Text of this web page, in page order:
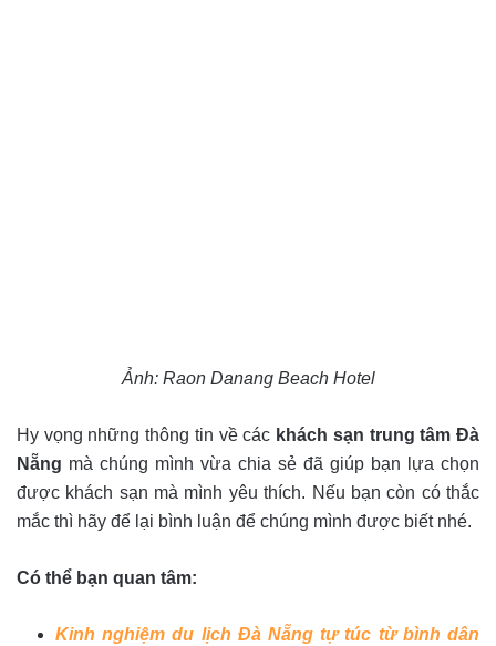
Ảnh: Raon Danang Beach Hotel
Hy vọng những thông tin về các khách sạn trung tâm Đà
Nẵng mà chúng mình vừa chia sẻ đã giúp bạn lựa chọn
được khách sạn mà mình yêu thích. Nếu bạn còn có thắc
mắc thì hãy để lại bình luận để chúng mình được biết nhé.
Có thể bạn quan tâm:
Kinh nghiệm du lịch Đà Nẵng tự túc từ bình dân